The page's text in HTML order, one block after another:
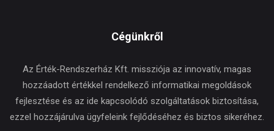
Cégünkről
Az Érték-Rendszerház Kft. missziója az innovatív, magas
hozzáadott értékkel rendelkező informatikai megoldások
fejlesztése és az ide kapcsolódó szolgáltatások biztosítása,
ezzel hozzájárulva ügyfeleink fejlődéséhez és biztos sikeréhez.